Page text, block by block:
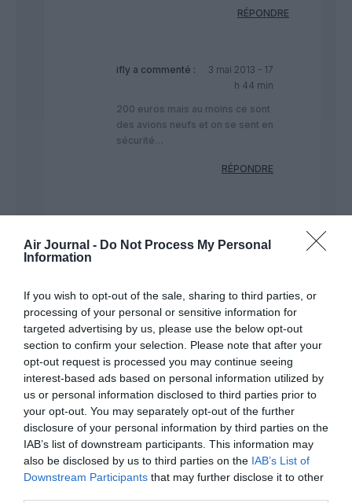
Air Journal - Do Not Process My Personal
Information
If you wish to opt-out of the sale, sharing to third parties, or
processing of your personal or sensitive information for
targeted advertising by us, please use the below opt-out
section to confirm your selection. Please note that after your
opt-out request is processed you may continue seeing
interest-based ads based on personal information utilized by
us or personal information disclosed to third parties prior to
your opt-out. You may separately opt-out of the further
disclosure of your personal information by third parties on the
IAB’s list of downstream participants. This information may
also be disclosed by us to third parties on the IAB’s List of
Downstream Participants that may further disclose it to other
RÉPONDRE
ifly a commenté :
3 mai 2013 - 17
h 44 min
200 euros mais au moins ce sont
des avions neufs et on se sent en
sécurité…
RÉPONDRE
commenté :
- 18 h 12
de critiquer sans
contrepartie ! Ryanair
est nul. point barre. J’ai
bon là ?
Pschitta commenté :
3 mai 2013 - 21 h
54 min
Les premiers billets vendus longtemps a